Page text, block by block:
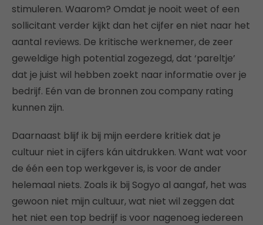
stimuleren. Waarom? Omdat je nooit weet of een
sollicitant verder kijkt dan het cijfer en niet naar het
aantal reviews. De kritische werknemer, de zeer
geweldige high potential zogezegd, dat ‘pareltje’
dat je juist wil hebben zoekt naar informatie over je
bedrijf. Eén van de bronnen zou company rating
kunnen zijn.
Daarnaast blijf ik bij mijn eerdere kritiek dat je
cultuur niet in cijfers kán uitdrukken. Want wat voor
de één een top werkgever is, is voor de ander
helemaal niets. Zoals ik bij Sogyo al aangaf, het was
gewoon niet mijn cultuur, wat niet wil zeggen dat
het niet een top bedrijf is voor nagenoeg iedereen